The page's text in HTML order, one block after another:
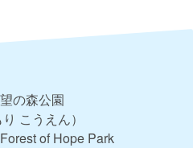
の森公園
こうえん）
of Hope Park